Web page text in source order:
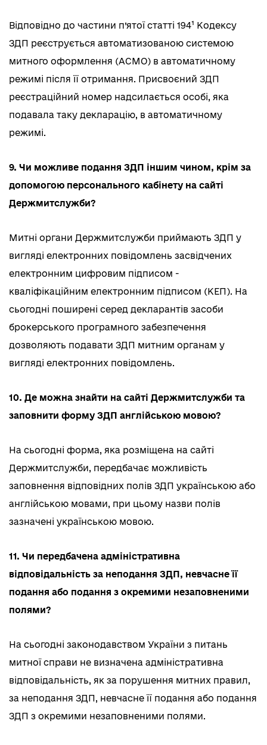
Відповідно до частини п’ятої статті 194¹ Кодексу
ЗДП реєструється автоматизованою системою
митного оформлення (АСМО) в автоматичному
режимі після її отримання. Присвоєний ЗДП
реєстраційний номер надсилається особі, яка
подавала таку декларацію, в автоматичному
режимі.
9. Чи можливе подання ЗДП іншим чином, крім за
допомогою персонального кабінету на сайті
Держмитслужби?
Митні органи Держмитслужби приймають ЗДП у
вигляді електронних повідомлень засвідчених
електронним цифровим підписом -
кваліфікаційним електронним підписом (КЕП). На
сьогодні поширені серед декларантів засоби
брокерського програмного забезпечення
дозволяють подавати ЗДП митним органам у
вигляді електронних повідомлень.
10. Де можна знайти на сайті Держмитслужби та
заповнити форму ЗДП англійською мовою?
На сьогодні форма, яка розміщена на сайті
Держмитслужби, передбачає можливість
заповнення відповідних полів ЗДП українською або
англійською мовами, при цьому назви полів
зазначені українською мовою.
11. Чи передбачена адміністративна
відповідальність за неподання ЗДП, невчасне її
подання або подання з окремими незаповненими
полями?
На сьогодні законодавством України з питань
митної справи не визначена адміністративна
відповідальність, як за порушення митних правил,
за неподання ЗДП, невчасне її подання або подання
ЗДП з окремими незаповненими полями.